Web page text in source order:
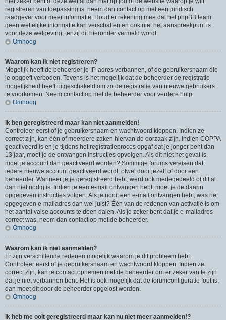
registreren van toepassing is, neem dan contact op met een juridisch
raadgever voor meer informatie. Houd er rekening mee dat het phpBB team
geen wettelijke informatie kan verschaffen en ook niet het aanspreekpunt is
voor deze wetgeving, tenzij dit hieronder vermeld wordt.
Omhoog
Waarom kan ik niet registreren?
Mogelijk heeft de beheerder je IP-adres verbannen, of de gebruikersnaam die
je opgeeft verboden. Tevens is het mogelijk dat de beheerder de registratie
mogelijkheid heeft uitgeschakeld om zo de registratie van nieuwe gebruikers
te voorkomen. Neem contact op met de beheerder voor verdere hulp.
Omhoog
Ik ben geregistreerd maar kan niet aanmelden!
Controleer eerst of je gebruikersnaam en wachtwoord kloppen. Indien ze
correct zijn, kan één of meerdere zaken hiervan de oorzaak zijn. Indien COPPA
geactiveerd is en je tijdens het registratieproces opgaf dat je jonger bent dan
13 jaar, moet je de ontvangen instructies opvolgen. Als dit niet het geval is,
moet je account dan geactiveerd worden? Sommige forums vereisen dat
iedere nieuwe account geactiveerd wordt, ofwel door jezelf of door een
beheerder. Wanneer je je geregistreerd hebt, werd ook medegedeeld of dit al
dan niet nodig is. Indien je een e-mail ontvangen hebt, moet je de daarin
opgegeven instructies volgen. Als je nooit een e-mail ontvangen hebt, was het
opgegeven e-mailadres dan wel juist? Één van de redenen van activatie is om
het aantal valse accounts te doen dalen. Als je zeker bent dat je e-mailadres
correct was, neem dan contact op met de beheerder.
Omhoog
Waarom kan ik niet aanmelden?
Er zijn verschillende redenen mogelijk waarom je dit probleem hebt.
Controleer eerst of je gebruikersnaam en wachtwoord kloppen. Indien ze
correct zijn, kan je contact opnemen met de beheerder om er zeker van te zijn
dat je niet verbannen bent. Het is ook mogelijk dat de forumconfiguratie fout is,
dan moet dit door de beheerder opgelost worden.
Omhoog
Ik heb me ooit geregistreerd maar kan nu niet meer aanmelden!?